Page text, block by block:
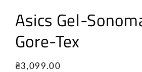
Asics Gel-
Gore-Tex
Звичайна
₴3,099.00